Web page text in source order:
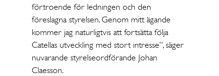
förtroende för ledningen och den
föreslagna styrelsen. Genom mitt ägande
kommer jag naturligtvis att fortsätta följa
Catellas utveckling med stort intresse”, säger
nuvarande styrelseordförande Johan
Claesson.